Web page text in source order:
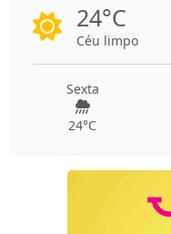
24°C
Céu limpo
Sexta
24°C